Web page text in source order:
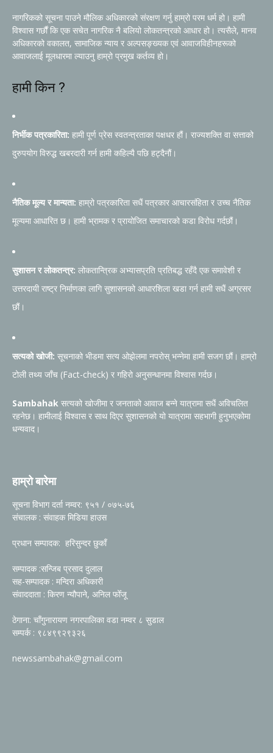
नागरिकको सूचना पाउने मौलिक अधिकारको संरक्षण गर्नु हाम्रो परम धर्म हो। हामी
विश्वास गर्छौं कि एक सचेत नागरिक नै बलियो लोकतन्त्रको आधार हो। त्यसैले, मानव
अधिकारको वकालत, सामाजिक न्याय र अल्पसङ्ख्यक एवं आवाजविहीनहरूको
आवाजलाई मूलधारमा ल्याउनु हाम्रो प्रमुख कर्तव्य हो।
हामी किन ?
निर्भीक पत्रकारिता: हामी पूर्ण प्रेस स्वतन्त्रताका पक्षधर हौं। राज्यशक्ति वा सत्ताको
दुरुपयोग विरुद्ध खबरदारी गर्न हामी कहिल्यै पछि हट्दैनौं।
नैतिक मूल्य र मान्यता: हाम्रो पत्रकारिता सधैं पत्रकार आचारसंहिता र उच्च नैतिक
मूल्यमा आधारित छ। हामी भ्रामक र प्रायोजित समाचारको कडा विरोध गर्दछौं।
सुशासन र लोकतन्त्र: लोकतान्त्रिक अभ्यासप्रति प्रतिबद्ध रहँदै एक समावेशी र
उत्तरदायी राष्ट्र निर्माणका लागि सुशासनको आधारशिला खडा गर्न हामी सधैं अग्रसर
छौं।
सत्यको खोजी: सूचनाको भीडमा सत्य ओझेलमा नपरोस् भन्नेमा हामी सजग छौं। हाम्रो
टोली तथ्य जाँच (Fact-check) र गहिरो अनुसन्धानमा विश्वास गर्दछ।
Sambahak सत्यको खोजीमा र जनताको आवाज बन्ने यात्रामा सधैं अविचलित
रहनेछ। हामीलाई विश्वास र साथ दिएर सुशासनको यो यात्रामा सहभागी हुनुभएकोमा
धन्यवाद।
हाम्रो बारेमा
सूचना विभाग दर्ता नम्वर: ९५१ / ०७५-७६
संचालक : संवाहक मिडिया हाउस
प्रधान सम्पादक: हरिसुन्दर छुकाँ
सम्पादक :सन्जिब प्रसाद दुलाल
सह-सम्पादक : मन्दिरा अधिकारी
संवाददाता : किरण न्यौपाने, अनिल फोँजू
ठेगाना: चाँगुनारायण नगरपालिका वडा नम्वर ८ सुडाल
सम्पर्क : ९८४९९२९३२६
newssambahak@gmail.com